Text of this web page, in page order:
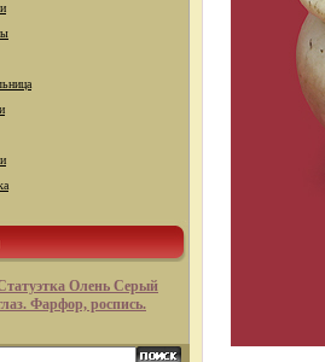
Олень Серый
Фарфор, роспись.